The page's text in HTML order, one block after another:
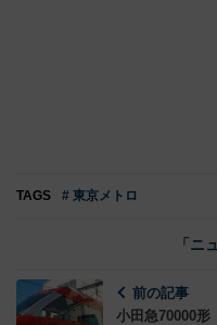
TAGS # 東京メトロ
「ニ
前の記事
小田急70000